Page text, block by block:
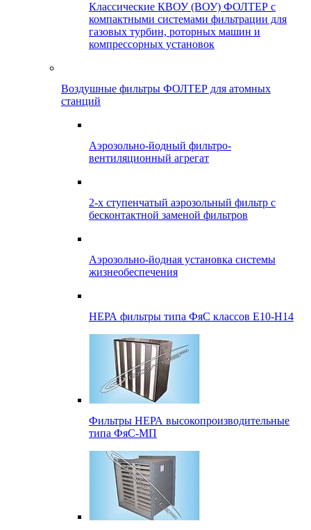
Классические КВОУ (ВОУ) ФОЛТЕР с
компактными системами фильтрации для
газовых турбин, роторных машин и
компрессорных установок
Воздушные фильтры ФОЛТЕР для атомных
станций
Аэрозольно-йодный фильтро-
вентиляционный агрегат
2-х ступенчатый аэрозольный фильтр с
бесконтактной заменой фильтров
Аэрозольно-йодная установка системы
жизнеобеспечения
НЕРА фильтры типа ФяС классов Е10-Н14
Фильтры НЕРА высокопроизводительные
типа ФяС-МП